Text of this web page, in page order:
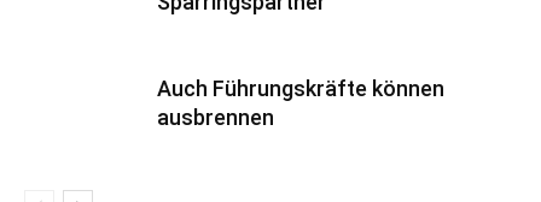
Auch Führungskräfte können
ausbrennen